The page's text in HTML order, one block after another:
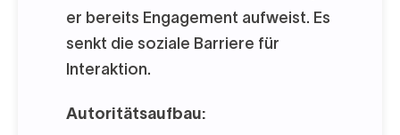
er bereits Engagement aufweist. Es
senkt die soziale Barriere für
Interaktion.
Autoritätsaufbau: